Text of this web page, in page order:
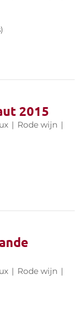
2015
| Rode wijn |
| Rode wijn |